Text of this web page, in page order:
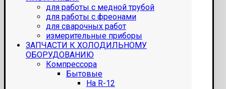
для работы с медной трубой
для работы с фреонами
для сварочных работ
измерительные приборы
ЗАПЧАСТИ К ХОЛОДИЛЬНОМУ
ОБОРУДОВАНИЮ
Компрессора
Бытовые
На R-12